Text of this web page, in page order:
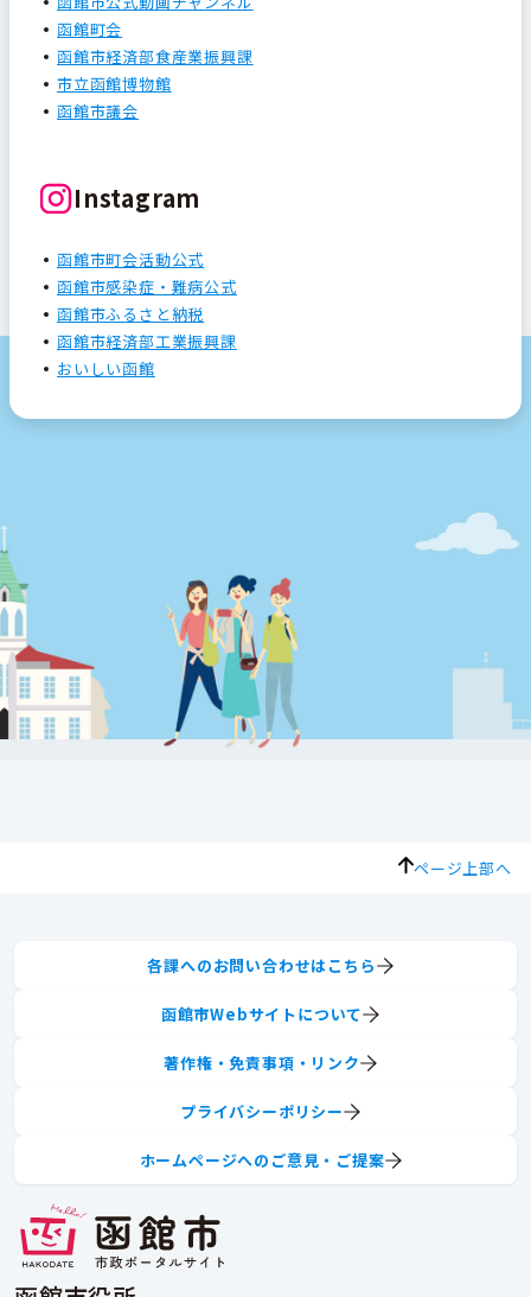
函館町会
函館市経済部食産業振興課
市立函館博物館
函館市議会
Instagram
函館市町会活動公式
函館市感染症・難病公式
函館市ふるさと納税
函館市経済部工業振興課
おいしい函館
ページ上部へ
各課へのお問い合わせはこちら
函館市Webサイトについて
著作権・免責事項・リンク
プライバシーポリシー
ホームページへのご意見・ご提案